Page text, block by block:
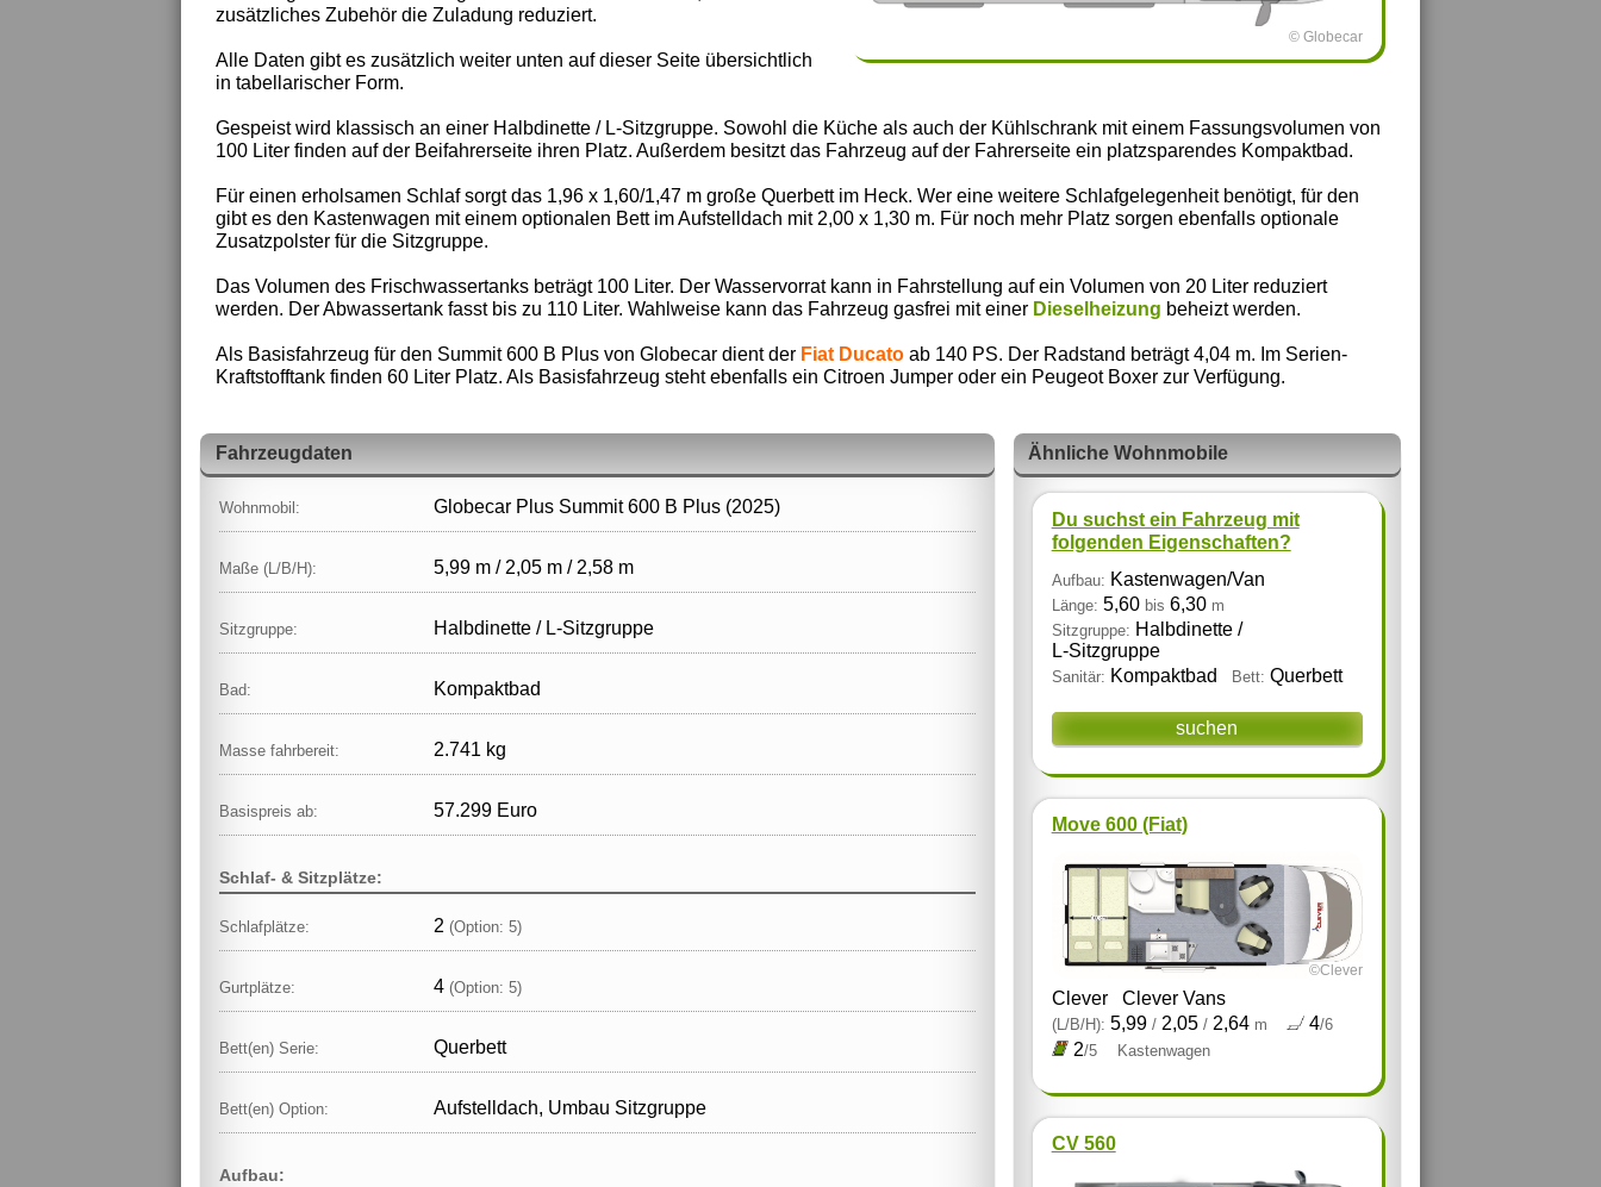
© Globecar
zusätzliches Zubehör die Zuladung reduziert.
Alle Daten gibt es zusätzlich weiter unten auf dieser Seite übersichtlich
in tabellarischer Form.
Gespeist wird klassisch an einer Halbdinette / L-Sitzgruppe. Sowohl die Küche als auch der Kühlschrank mit einem Fassungsvolumen von
100 Liter finden auf der Beifahrerseite ihren Platz. Außerdem besitzt das Fahrzeug auf der Fahrerseite ein platzsparendes Kompaktbad.
Für einen erholsamen Schlaf sorgt das 1,96 x 1,60/1,47 m große Querbett im Heck. Wer eine weitere Schlafgelegenheit benötigt, für den
gibt es den Kastenwagen mit einem optionalen Bett im Aufstelldach mit 2,00 x 1,30 m. Für noch mehr Platz sorgen ebenfalls optionale
Zusatzpolster für die Sitzgruppe.
Das Volumen des Frischwassertanks beträgt 100 Liter. Der Wasservorrat kann in Fahrstellung auf ein Volumen von 20 Liter reduziert
werden. Der Abwassertank fasst bis zu 110 Liter. Wahlweise kann das Fahrzeug gasfrei mit einer Dieselheizung beheizt werden.
Als Basisfahrzeug für den Summit 600 B Plus von Globecar dient der Fiat Ducatoab 140 PS. Der Radstand beträgt 4,04 m. Im Serien-
Kraftstofftank finden 60 Liter Platz. Als Basisfahrzeug steht ebenfalls ein Citroen Jumper oder ein Peugeot Boxer zur Verfügung.
Fahrzeugdaten
Wohnmobil: Globecar Plus Summit 600 B Plus (2025)
Maße (L/B/H): 5,99 m / 2,05 m / 2,58 m
Sitzgruppe: Halbdinette / L‑Sitzgruppe
Bad: Kompaktbad
Masse fahrbereit: 2.741 kg
Basispreis ab: 57.299 Euro
Schlaf- & Sitzplätze:
Schlafplätze: 2 (Option: 5)
Gurtplätze: 4 (Option: 5)
Bett(en) Serie: Querbett
Bett(en) Option: Aufstelldach, Umbau Sitzgruppe
Aufbau:
Ähnliche Wohnmobile
Du suchst ein Fahrzeug mit
folgenden Eigenschaften?
Aufbau: Kastenwagen/Van
Länge: 5,60 bis 6,30 m
Sitzgruppe: Halbdinette /
L‑Sitzgruppe
Sanitär: Kompaktbad Bett: Querbett
suchen
Move 600 (Fiat)
©Clever
Clever Clever Vans
(L/B/H): 5,99 /2,05 /2,64 m 4/6
2/5 Kastenwagen
CV 560